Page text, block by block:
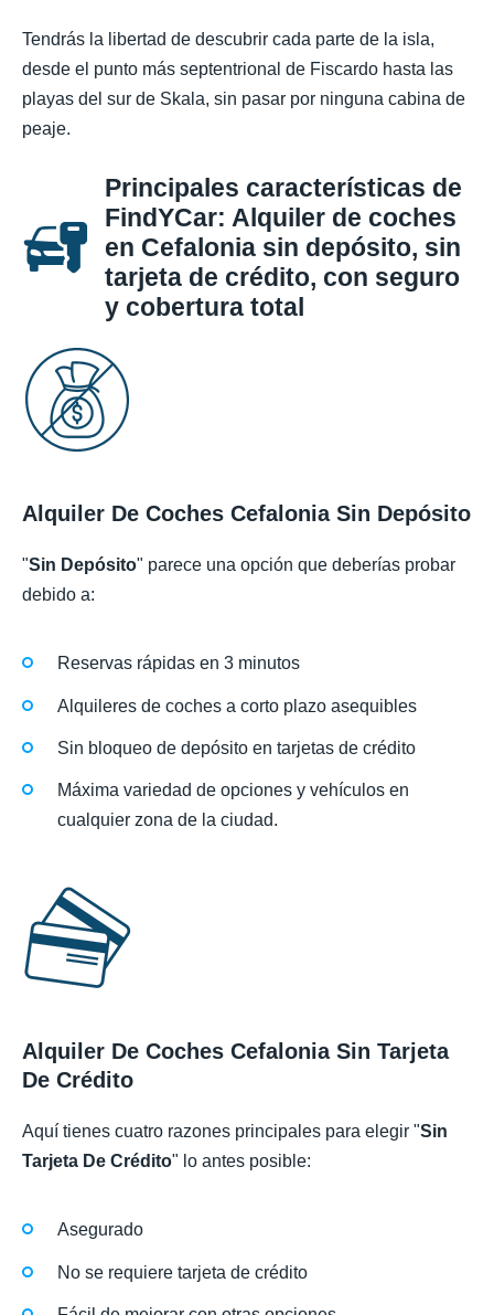
Tendrás la libertad de descubrir cada parte de la isla,
desde el punto más septentrional de Fiscardo hasta las
playas del sur de Skala, sin pasar por ninguna cabina de
peaje.
Principales características de
FindYCar: Alquiler de coches
en Cefalonia sin depósito, sin
tarjeta de crédito, con seguro
y cobertura total
Alquiler De Coches Cefalonia Sin Depósito
"Sin Depósito" parece una opción que deberías probar
debido a:
Reservas rápidas en 3 minutos
Alquileres de coches a corto plazo asequibles
Sin bloqueo de depósito en tarjetas de crédito
Máxima variedad de opciones y vehículos en
cualquier zona de la ciudad.
Alquiler De Coches Cefalonia Sin Tarjeta
De Crédito
Aquí tienes cuatro razones principales para elegir "Sin
Tarjeta De Crédito" lo antes posible:
Asegurado
No se requiere tarjeta de crédito